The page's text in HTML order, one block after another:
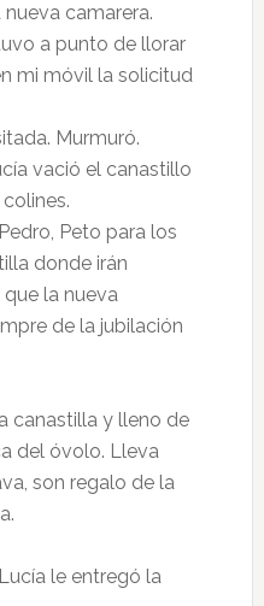
camarera.
a punto de llorar
mi móvil la solicitud
Murmuró.
vació el canastillo
Peto para los
donde irán
la nueva
de la jubilación
canastilla y lleno de
del óvolo. Lleva
son regalo de la
le entregó la